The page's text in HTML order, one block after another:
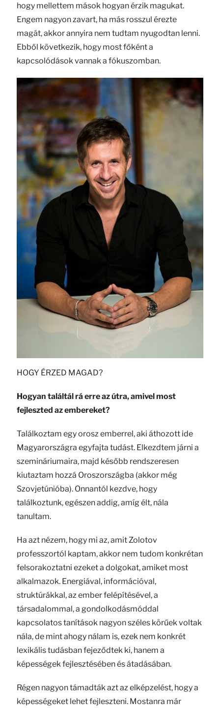
hogy mellettem mások hogyan érzik magukat.
Engem nagyon zavart, ha más rosszul érezte
magát, akkor annyira nem tudtam nyugodtan lenni.
Ebből következik, hogy most főként a
kapcsolódások vannak a fókuszomban.
HOGY ÉRZED MAGAD?
Hogyan találtál rá erre az útra, amivel most
fejleszted az embereket?
Találkoztam egy orosz emberrel, aki áthozott ide
Magyarországra egyfajta tudást. Elkezdtem járni a
szemináriumaira, majd később rendszeresen
kiutaztam hozzá Oroszországba (akkor még
Szovjetúnióba). Onnantól kezdve, hogy
találkoztunk, egészen addig, amíg élt, nála
tanultam.
Ha azt nézem, hogy mi az, amit Zolotov
professzortól kaptam, akkor nem tudom konkrétan
felsorakoztatni ezeket a dolgokat, amiket most
alkalmazok. Energiával, információval,
struktúrákkal, az ember felépítésével, a
társadalommal, a gondolkodásmóddal
kapcsolatos tanítások nagyon széles körűek voltak
nála, de mint ahogy nálam is, ezek nem konkrét
lexikális tudásban fejeződtek ki, hanem a
képességek fejlesztésében és átadásában.
Régen nagyon támadták azt az elképzelést, hogy a
képességeket lehet fejleszteni. Mostanra már